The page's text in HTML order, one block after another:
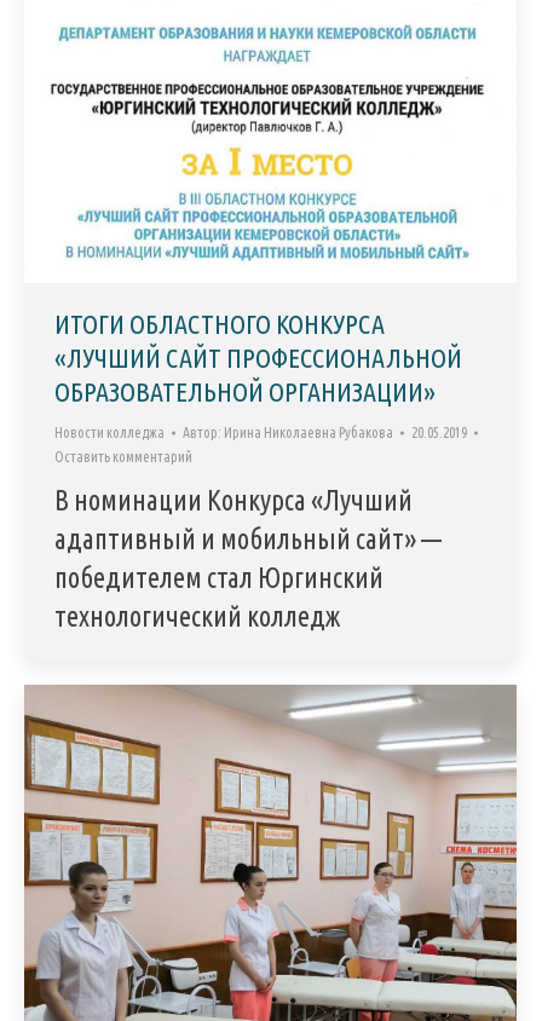
ИТОГИ ОБЛАСТНОГО КОНКУРСА
«ЛУЧШИЙ САЙТ ПРОФЕССИОНАЛЬНОЙ
ОБРАЗОВАТЕЛЬНОЙ ОРГАНИЗАЦИИ»
Новости колледжа Автор: Ирина Николаевна Рубакова
20.05.2019
Оставить комментарий
В номинации Конкурса «Лучший
адаптивный и мобильный сайт» —
победителем стал Юргинский
технологический колледж